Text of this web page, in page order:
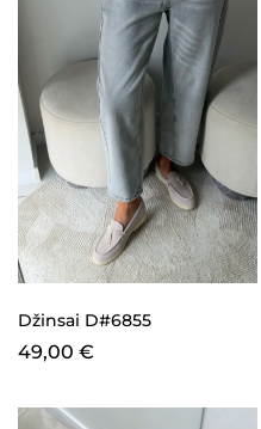
Džinsai D#6855
49,00 €